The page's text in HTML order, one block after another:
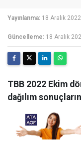
Yayınlanma: 18 Aralık
Güncelleme: 18 Aralık
TBB 2022 Ekim
dağılım